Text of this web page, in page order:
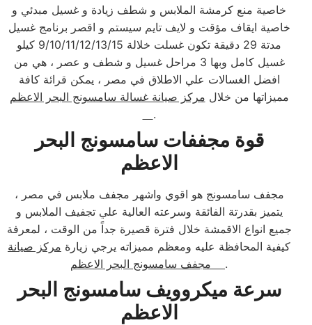
خاصية منع كرمشة الملابس و شطف زيادة و غسيل مبدئي و
خاصية ايقاف مؤقت و لايف تايم سيستم و اقصر برنامج غسيل
مدتة 29 دقيقة تكون غسلت خلالة 9/10/11/12/13/15 كيلو
غسيل كامل وبها 3 مراحل غسيل و شطف و عصر ، هي من
افضل الغسالات علي الاطلاق في مصر ، يمكن قرائة كافة
مميزاتها من خلال مركز صيانة غسالة سامسونج البحر الاعظم
.
قوة مجففات سامسونج البحر
الاعظم
مجفف سامسونج هو اقوي واشهر مجفف ملابس في مصر ،
يتميز بقدرتة الفائقة وسرعته العالية علي تجفيف الملابس و
جميع انواع الاقمشة خلال فترة قصيرة جداً من الوقت ، لمعرفة
كيفية المحافظة عليه ومعظم مميزاته يرجي زيارة مركز صيانة
.
سرعة ميكروويف سامسونج البحر
الاعظم